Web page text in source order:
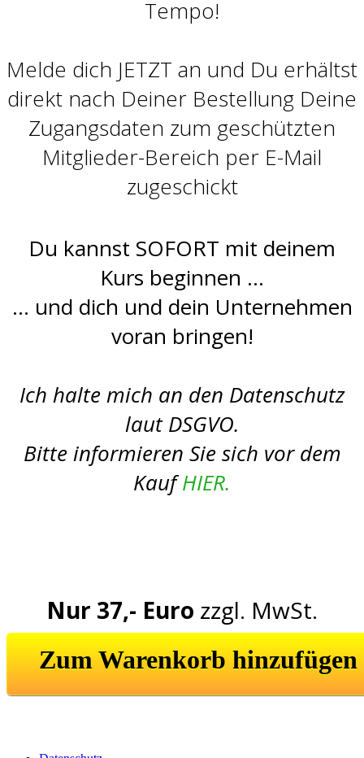
Tempo!
Melde dich JETZT an und Du erhältst
direkt nach Deiner Bestellung Deine
Zugangsdaten zum geschützten
Mitglieder-Bereich per E-Mail
zugeschickt
Du kannst SOFORT mit deinem
Kurs beginnen …
… und dich und dein Unternehmen
voran bringen!
Ich halte mich an den Datenschutz
laut DSGVO.
Bitte informieren Sie sich vor dem
KaufHIER.
Nur 37,- Euro zzgl. MwSt.
Zum Warenkorb hinzufügen